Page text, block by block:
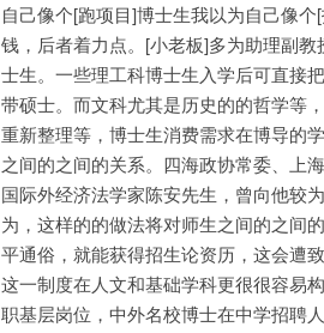
自己像个[跑项目]博士生我以为自己像
钱，后者着力点。[小老板]多为助理副
士生。一些理工科博士生入学后可直接
带硕士。而文科尤其是历史的的哲学等
重新整理等，博士生消费需求在博导的
之间的之间的关系。四海政协常委、上
国际外经济法学家陈安先生，曾向他较
为，这样的的做法将对师生之间的之间
平通俗，就能获得招生论资历，这会遭
这一制度在人文和基础学科更很很容易
职基层岗位，中外名校博士在中学招聘